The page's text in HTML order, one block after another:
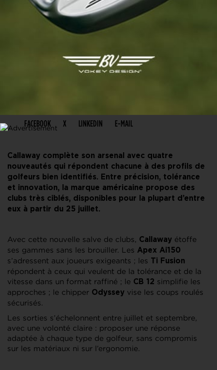
FACEBOOK X LINKEDIN E-MAIL
Callaway complète son arsenal avec quatre
nouveautés qui répondent chacune à des profils de
golfeurs bien identifiés. Entre précision, tolérance
et innovation, la marque américaine propose des
clubs très ciblés, disponibles pour la plupart d’entre
eux à partir du 25 juillet.
Avec cette nouvelle salve de clubs, Callaway étoffe
ses gammes sans les brouiller. Les Apex Ai150
s’adressent aux joueurs exigeants ; les Ti Fusion
répondent à ceux qui veulent de la tolérance et de la
vitesse dans un format raffiné ; le CB 12 simplifie les
approches ; le chipper Odyssey vise les coups roulés
sécurisés.
Les sorties s’échelonnent entre juillet et septembre,
avec une volonté claire : proposer une réponse
adaptée à chaque type de golfeur, sans compromis
sur les matériaux ni sur l’ergonomie.